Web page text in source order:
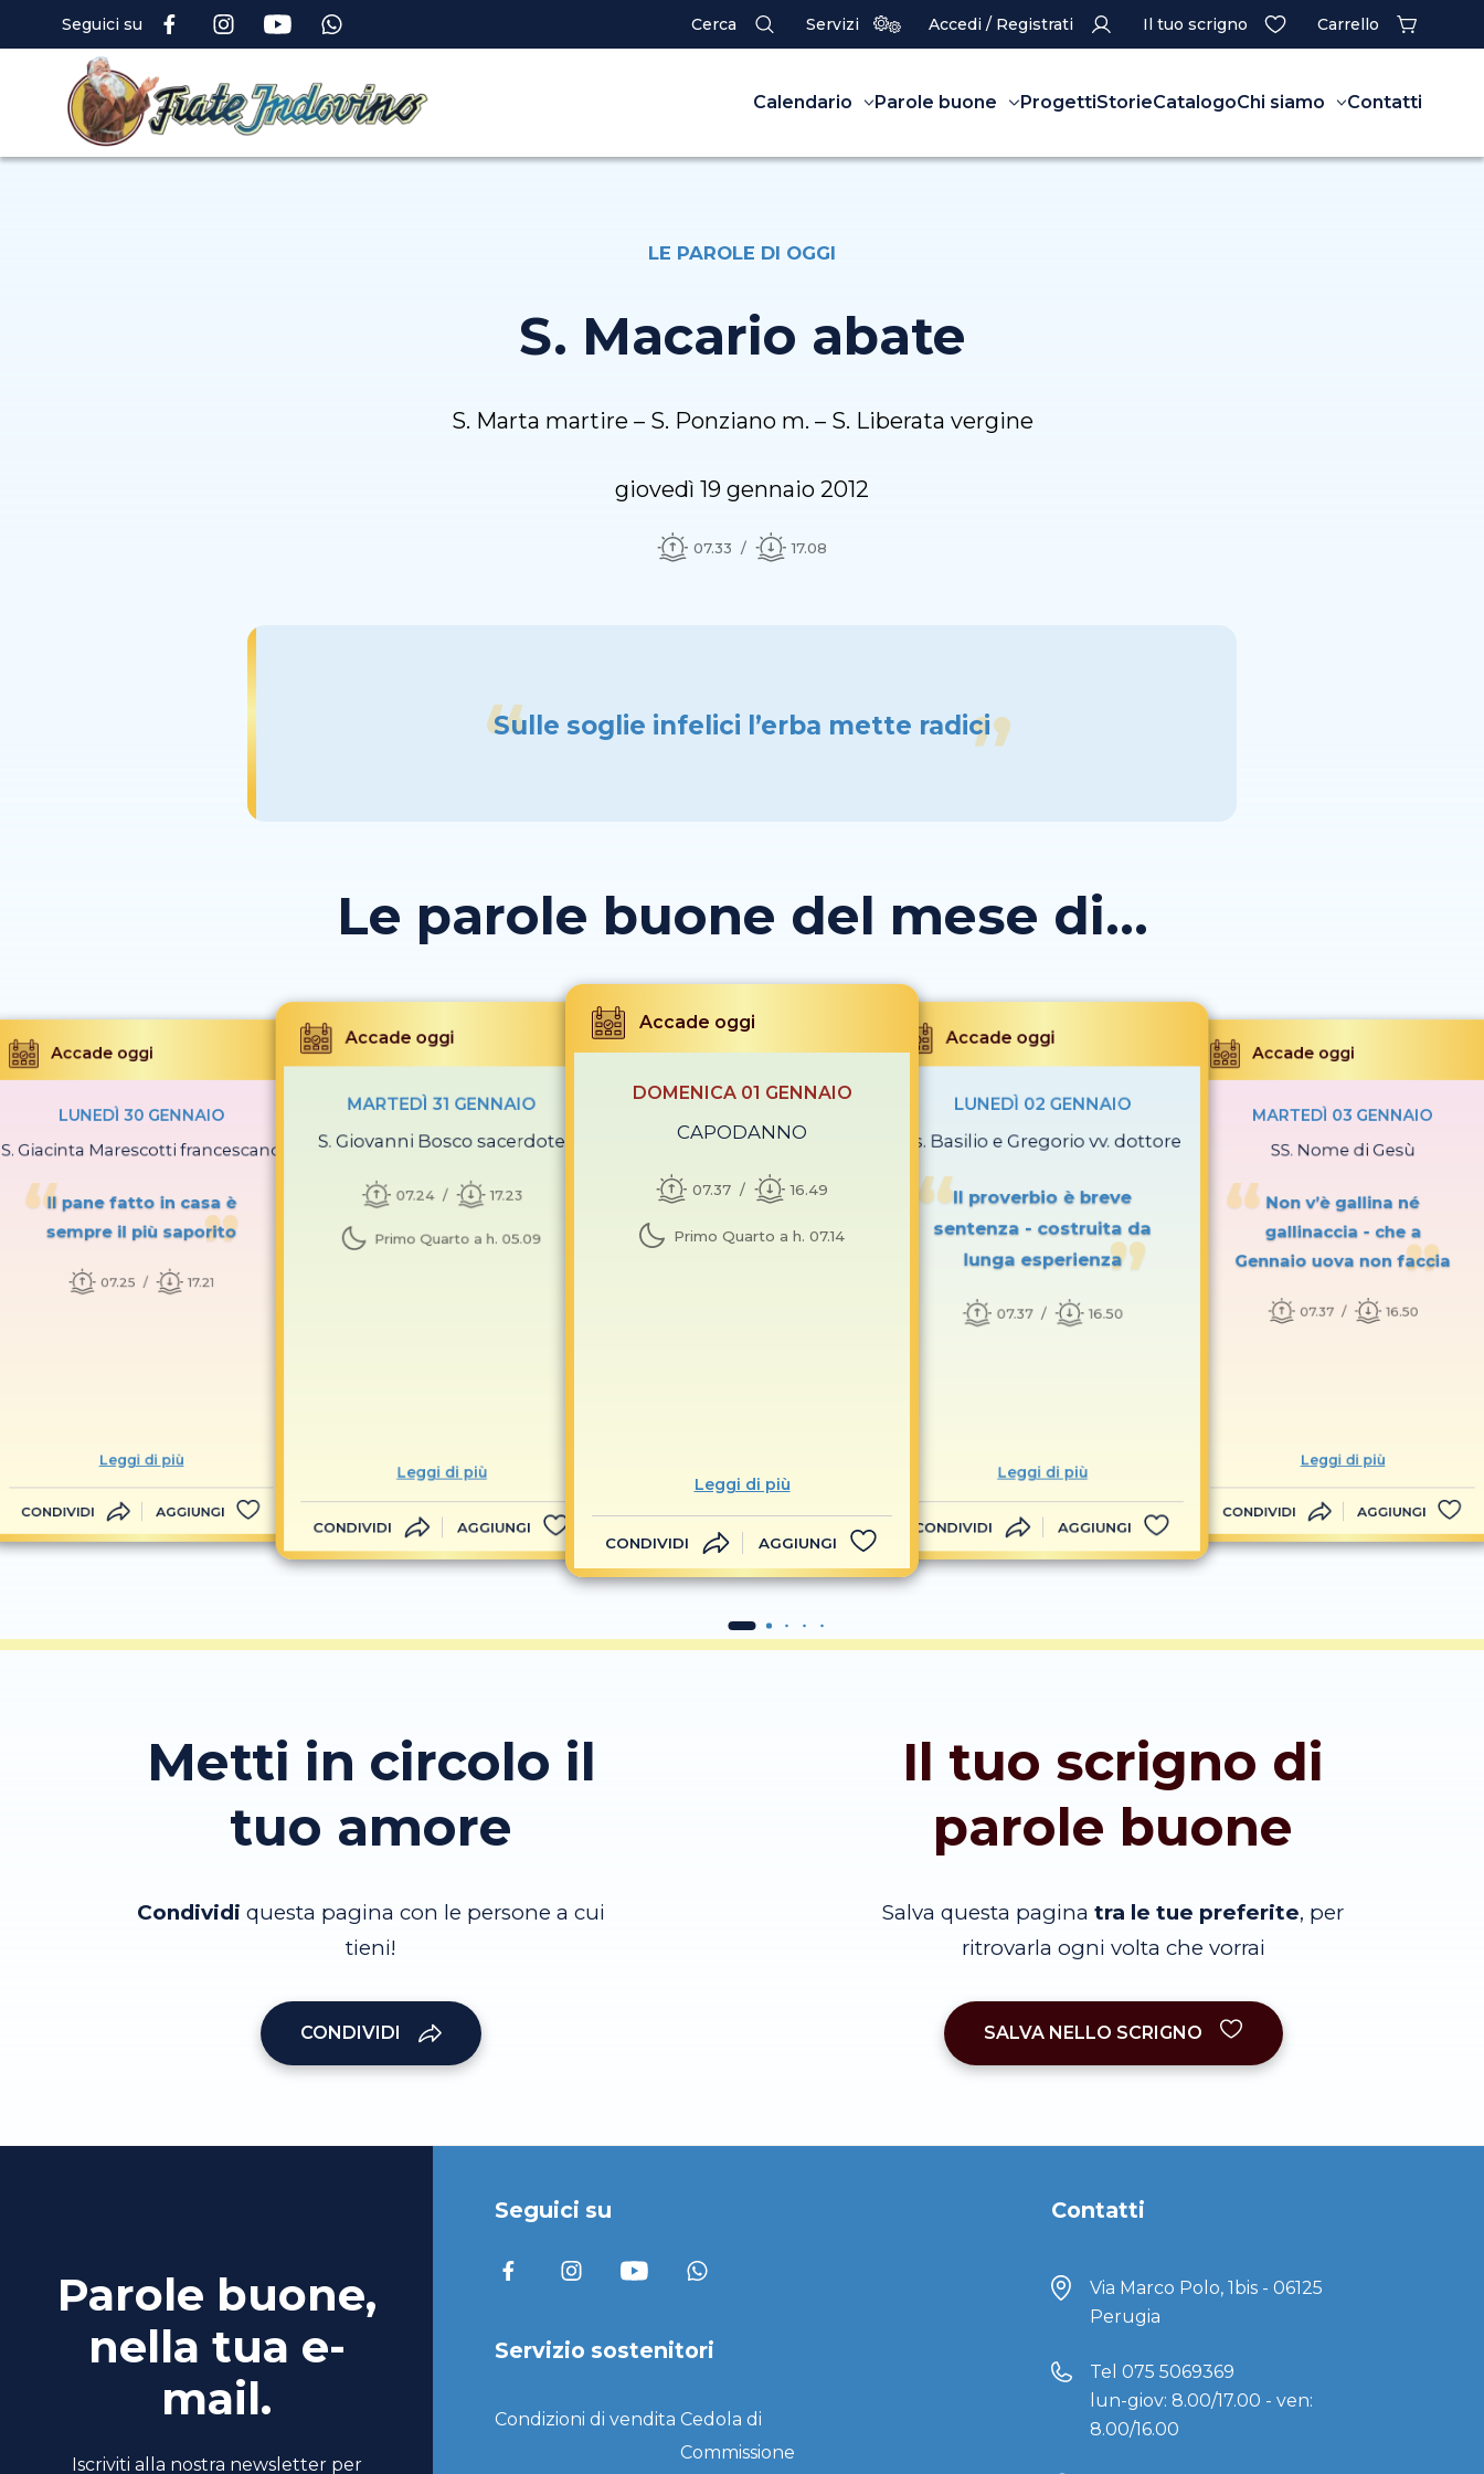
Seguici su Cerca Servizi Accedi / Registrati Il tuo scrigno Carrello
Calendario Parole buone ProgettiStorieCatalogoChi siamo Contatti
LE PAROLE DI OGGI
S. Macario abate
S. Marta martire – S. Ponziano m. – S. Liberata vergine
giovedì 19 gennaio 2012
07.33 17.08
Sulle soglie infelici l’erba mette radici
Le parole buone del mese di...
Accade oggi
LUNEDÌ 30 GENNAIO
S. Giacinta Marescotti francescano
Il pane fatto in casa è
sempre il più saporito
07.25 17.21
Leggi di più
CONDIVIDI AGGIUNGI
Accade oggi
MARTEDÌ 31 GENNAIO
S. Giovanni Bosco sacerdote
07.24 17.23
Primo Quarto a h. 05.09
Leggi di più
CONDIVIDI AGGIUNGI
Accade oggi
DOMENICA 01 GENNAIO
CAPODANNO
07.37 16.49
Primo Quarto a h. 07.14
Leggi di più
CONDIVIDI AGGIUNGI
Accade oggi
LUNEDÌ 02 GENNAIO
Ss. Basilio e Gregorio vv. dottore
Il proverbio è breve
sentenza - costruita da
lunga esperienza
07.37 16.50
Leggi di più
CONDIVIDI AGGIUNGI
Accade oggi
MARTEDÌ 03 GENNAIO
SS. Nome di Gesù
Non v’è gallina né
gallinaccia - che a
Gennaio uova non faccia
07.37 16.50
Leggi di più
CONDIVIDI AGGIUNGI
Metti in circolo il
tuo amore
Condividi questa pagina con le persone a cui
tieni!
CONDIVIDI
Il tuo scrigno di
parole buone
Salva questa pagina tra le tue preferite, per
ritrovarla ogni volta che vorrai
SALVA NELLO SCRIGNO
Parole buone,
nella tua e-
mail.
Iscriviti alla nostra newsletter per
Seguici su
Servizio sostenitori
Condizioni di vendita Cedola di
Commissione
Contatti
Via Marco Polo, 1bis - 06125
Perugia
Tel 075 5069369
lun-giov: 8.00/17.00 - ven:
8.00/16.00